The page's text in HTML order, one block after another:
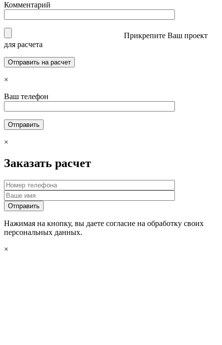
Комментарий
Прикрепите Ваш проект
для расчета
×
Ваш телефон
×
Заказать расчет
Нажимая на кнопку, вы даете согласие на обработку своих
персональных данных.
×